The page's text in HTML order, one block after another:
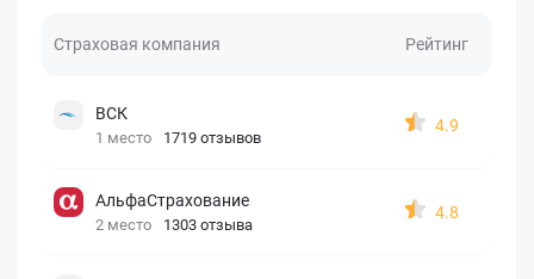
Страховая компания Рейтинг
ВСК
1 место 1719 отзывов
4.9
АльфаСтрахование
2 место 1303 отзыва
4.8